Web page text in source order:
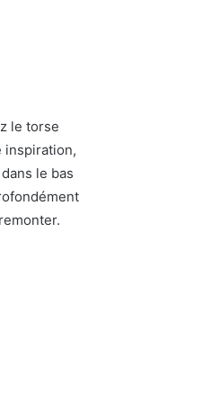
le torse
inspiration,
le bas